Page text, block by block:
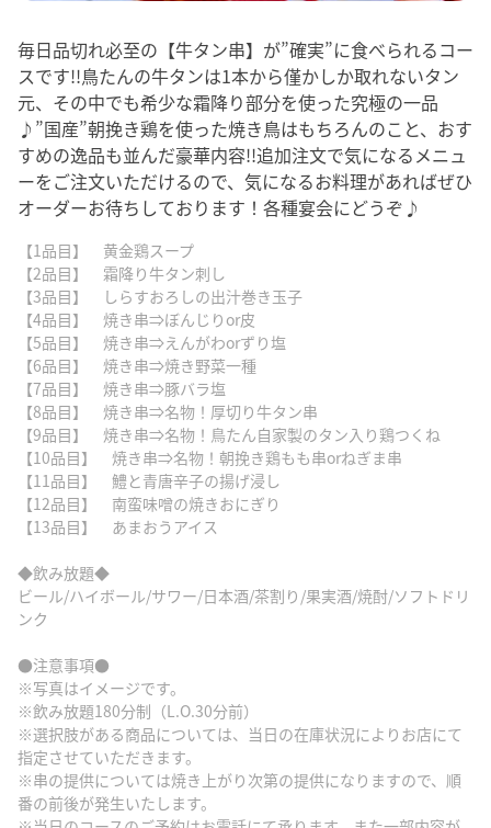
毎日品切れ必至の【牛タン串】が”確実”に食べられるコー
スです!!鳥たんの牛タンは1本から僅かしか取れないタン
元、その中でも希少な霜降り部分を使った究極の一品
♪”国産”朝挽き鶏を使った焼き鳥はもちろんのこと、おす
すめの逸品も並んだ豪華内容!!追加注文で気になるメニュ
ーをご注文いただけるので、気になるお料理があればぜひ
オーダーお待ちしております！各種宴会にどうぞ♪
【1品目】 黄金鶏スープ
【2品目】 霜降り牛タン刺し
【3品目】 しらすおろしの出汁巻き玉子
【4品目】 焼き串⇒ぼんじりor皮
【5品目】 焼き串⇒えんがわorずり塩
【6品目】 焼き串⇒焼き野菜一種
【7品目】 焼き串⇒豚バラ塩
【8品目】 焼き串⇒名物！厚切り牛タン串
【9品目】 焼き串⇒名物！鳥たん自家製のタン入り鶏つくね
【10品目】 焼き串⇒名物！朝挽き鶏もも串orねぎま串
【11品目】 鱧と青唐辛子の揚げ浸し
【12品目】 南蛮味噌の焼きおにぎり
【13品目】 あまおうアイス
◆飲み放題◆
ビール/ハイボール/サワー/日本酒/茶割り/果実酒/焼酎/ソフトドリ
ンク
●注意事項●
※写真はイメージです。
※飲み放題180分制（L.O.30分前）
※選択肢がある商品については、当日の在庫状況によりお店にて
指定させていただきます。
※串の提供については焼き上がり次第の提供になりますので、順
番の前後が発生いたします。